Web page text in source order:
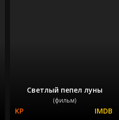
Светлый пепел луны
(фильм)